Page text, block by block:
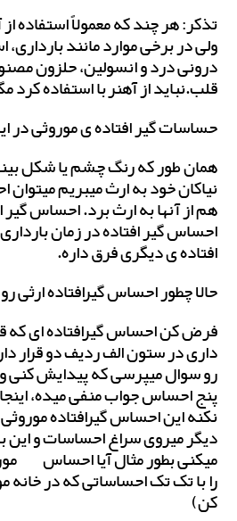
تذکر: هر چند که معمولاً استفاده
ولی در برخی موارد مانند
درونی درد و انسولین، حلزون
قلب.نباید از آهنربا استفاده
حساسات گیر افتاده ی موروثی
همان طور که رنگ چشم یا شکل بینی
نیاکان خود به ارث میبریم میتوان
هم از آنها به ارث برد. احساس گیر
احساس گیر افتاده در زمان
افتاده ی دیگری فرق داره.
حالا چطور احساس گیرافتاده ارثی
فرض کن احساس گیرافتاده ای که
داری در ستون الف ردیف دو قرار
رو سوال میپرسی که پیدایش
پنج احساس جواب منفی میده،
نکنه این احساس گیرافتاده
دیگر میروی سراغ احساسات و این
میکنی بطور مثال آیا احساس__
را با تک تک احساساتی که در
کن)